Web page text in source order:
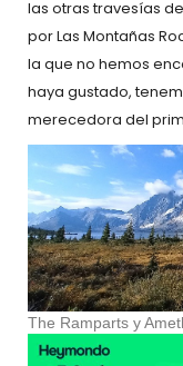
las otras travesías
por Las Montañas
la que no hemos
haya gustado,
merecedora del
The Ramparts y